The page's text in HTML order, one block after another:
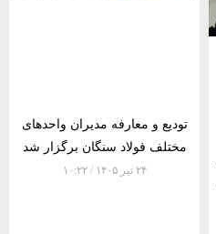
تودیع و معارفه مدیران واحدهای
مختلف فولاد سنگان برگزار شد
۲۴ تیر ۱۴۰۵ ۱۰:۲۲